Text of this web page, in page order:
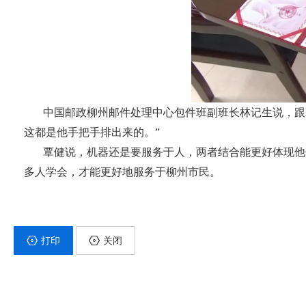
中国邮政柳州邮件处理中心包件班副班长林记生说，
这都是他手把手排出来的。”
覃健说，机器还是要服务于人，两者结合能更好体现
多人学会，才能更好地服务于柳州市民。
打印 关闭